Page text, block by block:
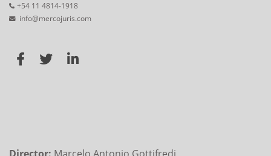
+54 11 4814-1918
info@mercojuris.com